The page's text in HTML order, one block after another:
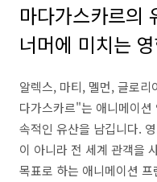
마다가스카르의
너머에 미치는
알렉스, 마티, 멜먼, 글로
다가스카르"는 애니메이
속적인 유산을 남깁니다.
이 아니라 전 세계 관객을
목표로 하는 애니메이션